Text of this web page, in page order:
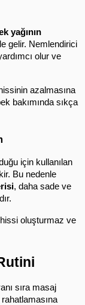
yağının
gelir. Nemlendirici
olur ve
azalmasına
bakımında sıkça
için kullanılan
Bu nedenle
, daha sade ve
hissi oluşturmaz ve
sıra masaj
rahatlamasına